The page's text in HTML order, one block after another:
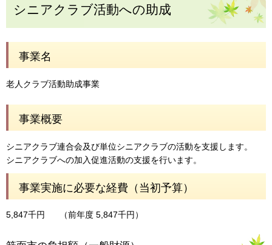
シニアクラブ活動への助成
事業名
老人クラブ活動助成事業
事業概要
シニアクラブ連合会及び単位シニアクラブの活動を支援します。
シニアクラブへの加入促進活動の支援を行います。
事業実施に必要な経費（当初予算）
5,847千円 （前年度 5,847千円）